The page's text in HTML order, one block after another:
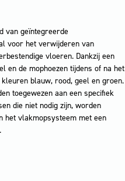
van geïntegreerde
voor het verwijderen van
vloeren. Dankzij een
en de mophoezen tijdens of na het
blauw, rood, geel en groen.
toegewezen aan een specifiek
die niet nodig zijn, worden
het vlakmopsysteem met een